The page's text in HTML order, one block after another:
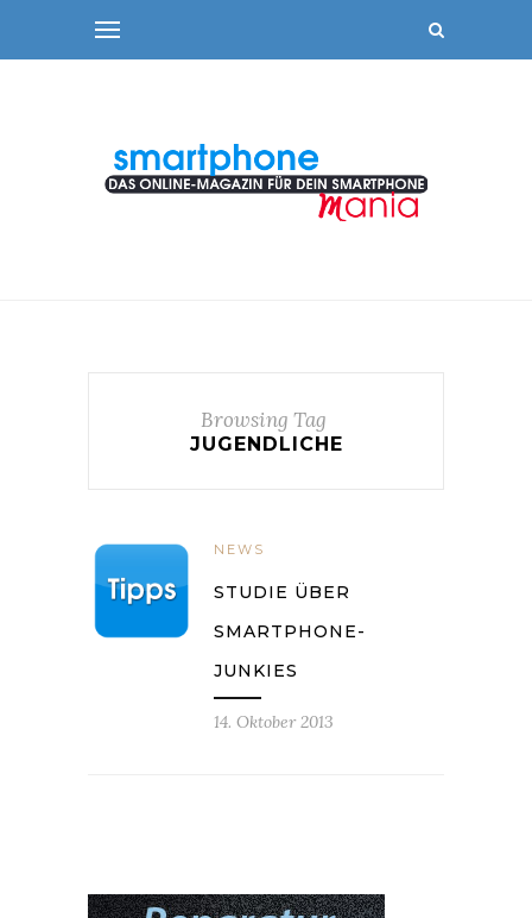
Browsing Tag
JUGENDLICHE
NEWS
STUDIE ÜBER
SMARTPHONE-
JUNKIES
14. Oktober 2013